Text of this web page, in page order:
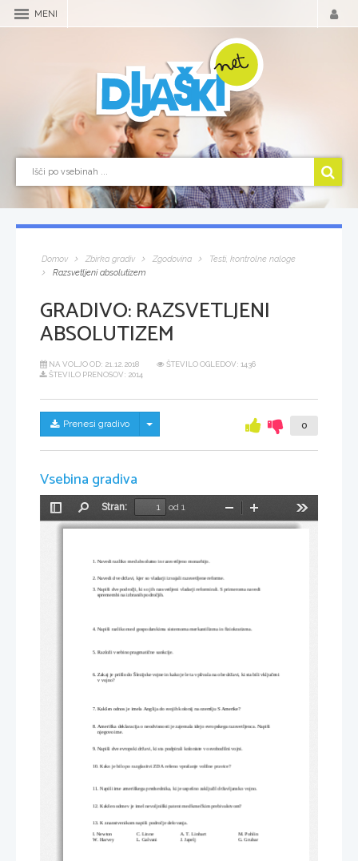
MENI
Domov Zbirka gradiv Zgodovina
Testi, kontrolne naloge
Razsvetljeni absolutizem
GRADIVO:RAZSVETLJENI
ABSOLUTIZEM
NA VOLJO OD: 21.12.2018
ŠTEVILO OGLEDOV: 1436
ŠTEVILO PRENOSOV: 2014
Prenesi gradivo Skrij/prikaži meni 0
Vsebina gradiva
Preklopi
stransko
Stran:
od 1
Pomanjšaj
1. Navedi razliko med absolutno in razsvetljeno monarhijo.
2. Navedi dve državi, kjer so vladarji izvajali razsvetljene reforme.
3. Napiši dve področji, ki so jih razsvetljeni vladarji reformirali. S primeroma navedi
    spremembi na izbranih področjih.
4. Napiši razliko med gospodarskima sistemoma merkantilizma in fiziokratizma.
5. Razloži vsebino pragmatične sankcije.
6. Zakaj je prišlo do Šlezijske vojne in kako je le ta vplivala na obe državi, ki sta bili vključeni
    v vojno?
7. Kakšen odnos je imela Anglija do svojih kolonij na ozemlju S Amerike?
8. Ameriška deklaracija o neodvisnosti je zajemala idejo evropskega razsvetljenca. Napiši
    njegovo ime.
9. Napiši dve evropski državi, ki sta podpirali koloniste v osvobodilni vojni.
10. Kako je bilo po razglasitvi ZDA rešeno vprašanje volilne pravice?
11. Napiši ime ameriškega predsednika, ki je uspešno zaključil državljansko vojno.
12. Kakšen odmev je imel nevoljniški patent med kmečkim prebivalstvom?
13. K znanstvenikom napiši področje delovanja.
I. Newton C. Linne A. T. Linhart
M. Pohlin
W. Harvey
L. Galvani J. Japelj G. Grubar